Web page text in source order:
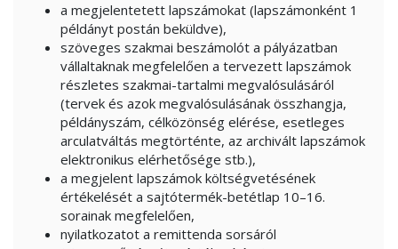
a megjelentetett lapszámokat (lapszámonként 1
példányt postán beküldve),
szöveges szakmai beszámolót a pályázatban
vállaltaknak megfelelően a tervezett lapszámok
részletes szakmai-tartalmi megvalósulásáról
(tervek és azok megvalósulásának összhangja,
példányszám, célközönség elérése, esetleges
arculatváltás megtörténte, az archivált lapszámok
elektronikus elérhetősége stb.),
a megjelent lapszámok költségvetésének
értékelését a sajtótermék-betétlap 10–16.
sorainak megfelelően,
nyilatkozatot a remittenda sorsáról